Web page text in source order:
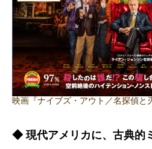
映画『ナイブズ・アウト／名探偵と
◆ 現代アメリカに、古典的